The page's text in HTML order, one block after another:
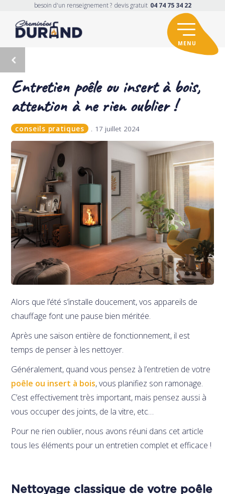
besoin d'un renseignement ? devis gratuit 04 74 75 34 22
Entretien poêle ou insert à bois,
attention à ne rien oublier !
conseils pratiques 17 juillet 2024
Alors que l’été s’installe doucement, vos appareils de
chauffage font une pause bien méritée.
Après une saison entière de fonctionnement, il est
temps de penser à les nettoyer.
Généralement, quand vous pensez à l’entretien de votre
poêle ou insert à bois, vous planifiez son ramonage.
C’est effectivement très important, mais pensez aussi à
vous occuper des joints, de la vitre, etc…
Pour ne rien oublier, nous avons réuni dans cet article
tous les éléments pour un entretien complet et efficace !
Nettoyage classique de votre poêle